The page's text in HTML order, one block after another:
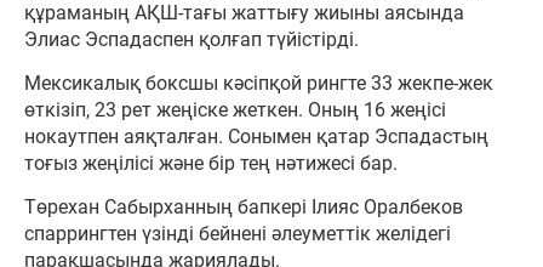
құраманың АҚШ-тағы жаттығу жиыны аясында
Элиас Эспадаспен қолғап түйістірді.
Мексикалық боксшы кәсіпқой рингте 33 жекпе-жек
өткізіп, 23 рет жеңіске жеткен. Оның 16 жеңісі
нокаутпен аяқталған. Сонымен қатар Эспадастың
тоғыз жеңілісі және бір тең нәтижесі бар.
Төрехан Сабырханның бапкері Ілияс Оралбеков
спаррингтен үзінді бейнені әлеуметтік желідегі
парақшасында жариялады.